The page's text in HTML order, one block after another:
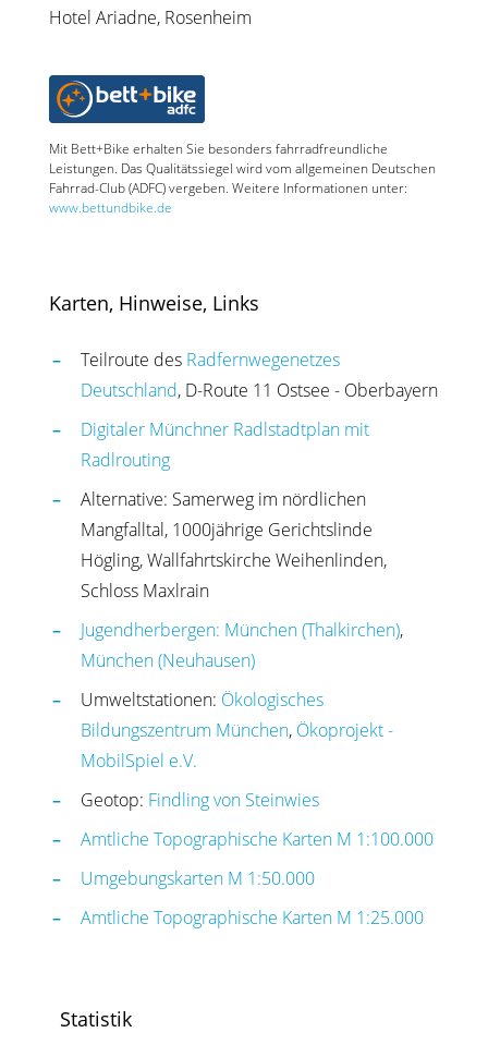
Hotel Ariadne, Rosenheim
Mit Bett+Bike erhalten Sie besonders fahrradfreundliche
Leistungen. Das Qualitätssiegel wird vom allgemeinen Deutschen
Fahrrad-Club (ADFC) vergeben. Weitere Informationen unter:
www.bettundbike.de
Karten, Hinweise, Links
Teilroute des Radfernwegenetzes
Deutschland, D-Route 11 Ostsee - Oberbayern
Digitaler Münchner Radlstadtplan mit
Radlrouting
Alternative: Samerweg im nördlichen
Mangfalltal, 1000jährige Gerichtslinde
Högling, Wallfahrtskirche Weihenlinden,
Schloss Maxlrain
Jugendherbergen: München (Thalkirchen),
München (Neuhausen)
Umweltstationen: Ökologisches
Bildungszentrum München, Ökoprojekt -
MobilSpiel e.V.
Geotop: Findling von Steinwies
Amtliche Topographische Karten M 1:100.000
Umgebungskarten M 1:50.000
Amtliche Topographische Karten M 1:25.000
Statistik